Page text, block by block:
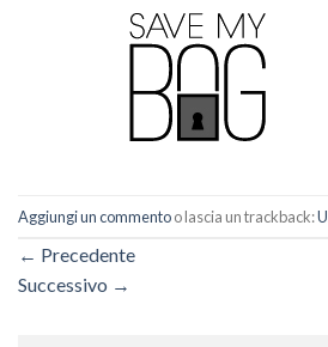
Aggiungi un commentoo lascia un trackback:
← Precedente
Successivo →